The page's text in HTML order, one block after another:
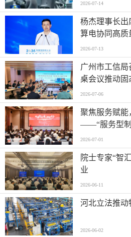
2026-07-14
杨杰理事长
算电协同高质
2026-07-13
广州市工信局
桌会议推动固
2026-07-06
聚焦服务赋能
——“服务型制
2026-07-01
院士专家“智汇”辽阳 “把脉
业
2026-06-11
河北立法推动
2026-06-02